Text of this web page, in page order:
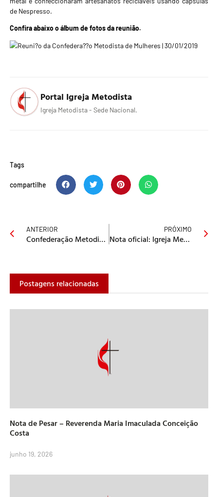
de Nespresso.
Confira abaixo o álbum de fotos da reunião.
Portal Igreja Metodista
Igreja Metodista - Sede Nacional.
Tags
compartilhe
ANTERIOR
Confederação Metodista de Homens realiza primeira reunião do ano na Sede Nacional
PRÓXIMO
Nota oficial: Igreja Metodista não tem ligação com a Ong Atini
Postagens relacionadas
Nota de Pesar – Reverenda Maria Imaculada Conceição
Costa
junho 19, 2026